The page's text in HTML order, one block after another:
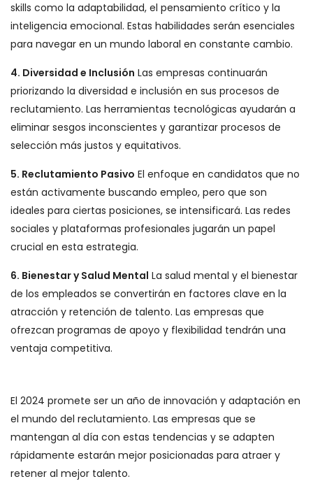
skills como la adaptabilidad, el pensamiento crítico y la
inteligencia emocional. Estas habilidades serán esenciales
para navegar en un mundo laboral en constante cambio.
4. Diversidad e Inclusión Las empresas continuarán
priorizando la diversidad e inclusión en sus procesos de
reclutamiento. Las herramientas tecnológicas ayudarán a
eliminar sesgos inconscientes y garantizar procesos de
selección más justos y equitativos.
5. Reclutamiento Pasivo El enfoque en candidatos que no
están activamente buscando empleo, pero que son
ideales para ciertas posiciones, se intensificará. Las redes
sociales y plataformas profesionales jugarán un papel
crucial en esta estrategia.
6. Bienestar y Salud Mental La salud mental y el bienestar
de los empleados se convertirán en factores clave en la
atracción y retención de talento. Las empresas que
ofrezcan programas de apoyo y flexibilidad tendrán una
ventaja competitiva.
El 2024 promete ser un año de innovación y adaptación en
el mundo del reclutamiento. Las empresas que se
mantengan al día con estas tendencias y se adapten
rápidamente estarán mejor posicionadas para atraer y
retener al mejor talento.